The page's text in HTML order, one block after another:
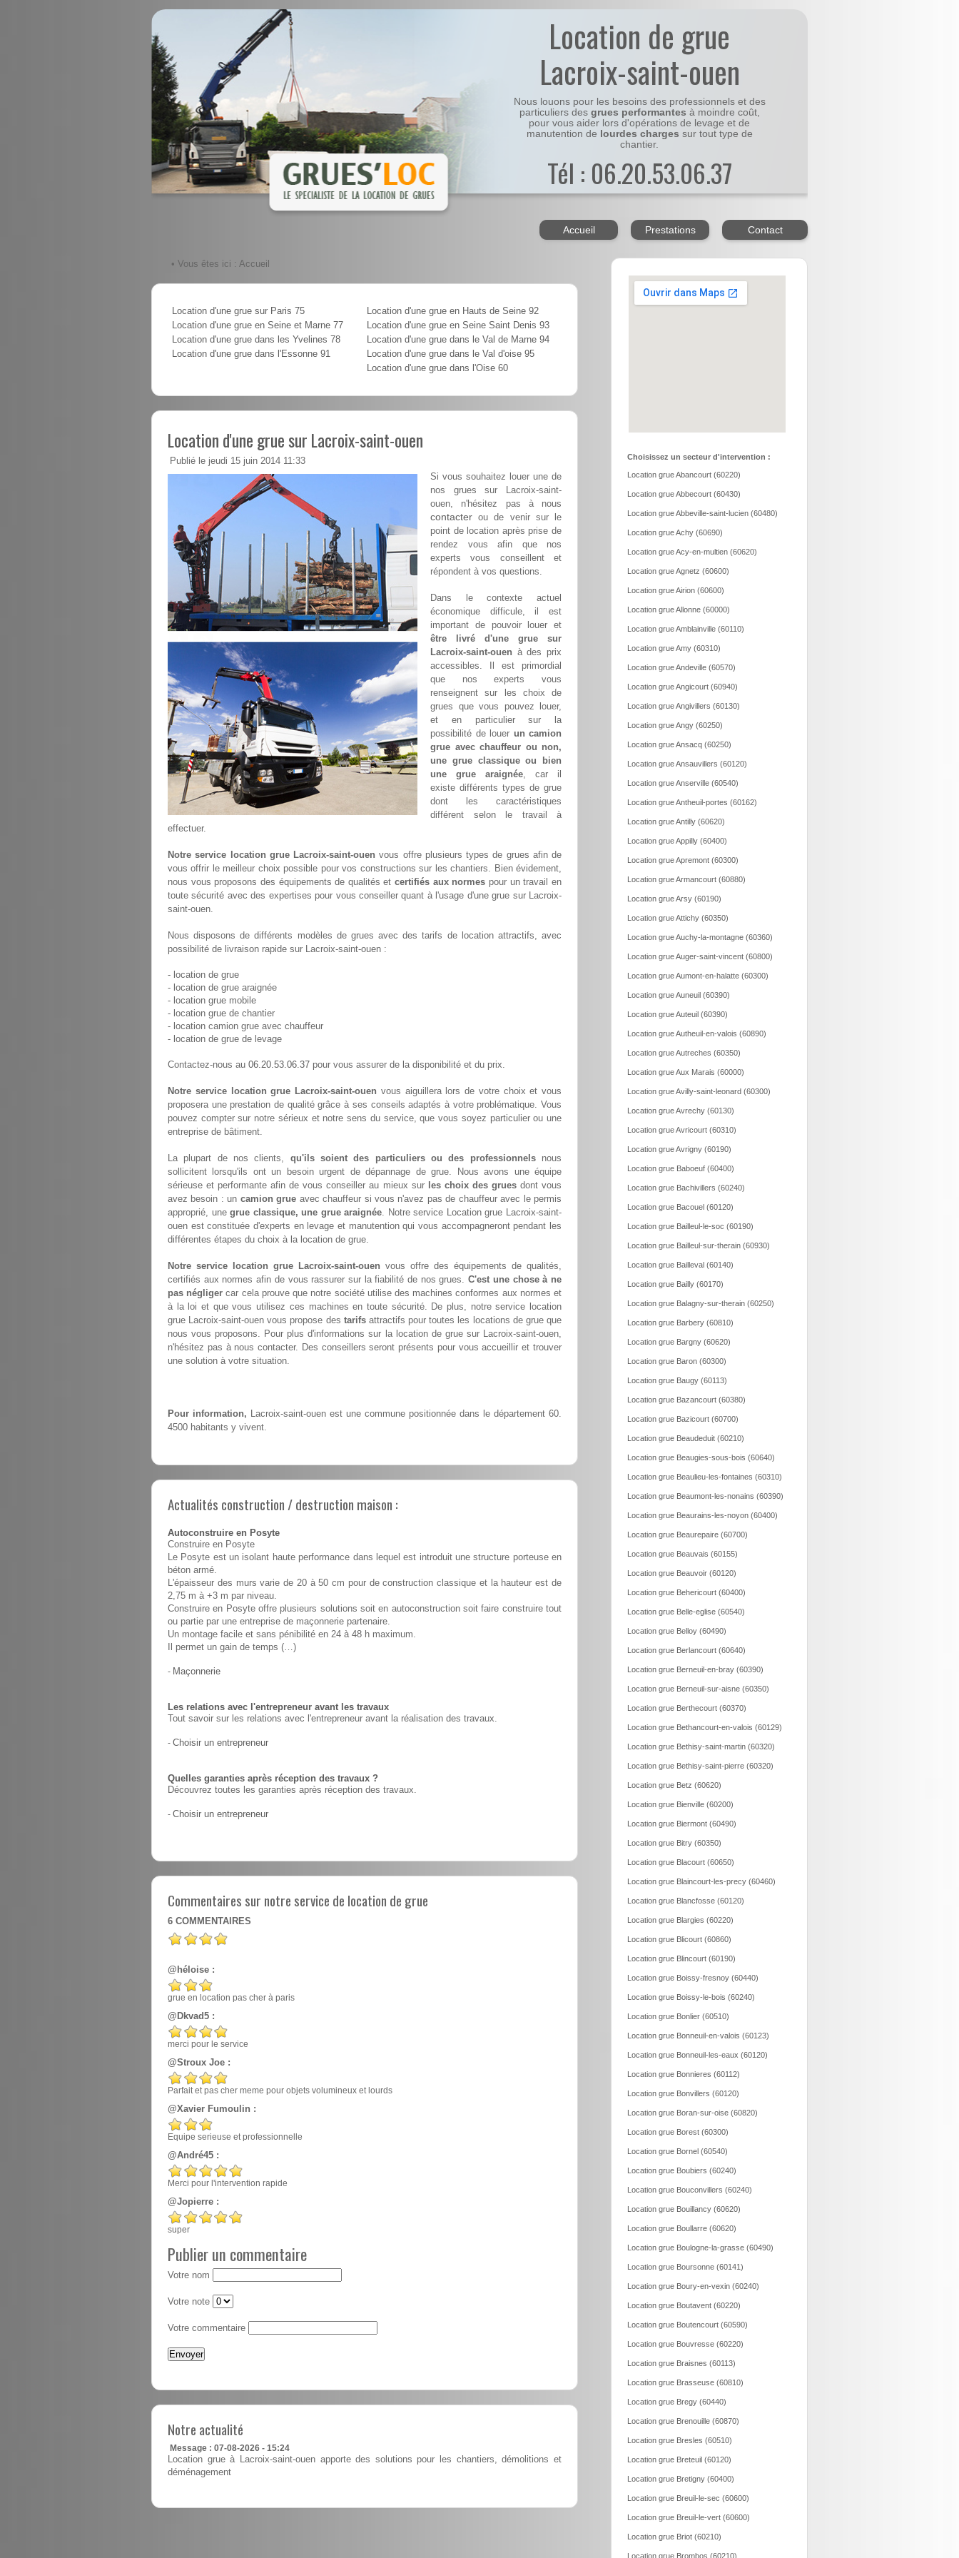
Location de grue
Lacroix-saint-ouen
Nous louons pour les besoins des professionnels et des
particuliers des grues performantes à moindre coût,
pour vous aider lors d'opérations de levage et de
manutention de lourdes charges sur tout type de
chantier.
Tél : 06.20.53.06.37
Accueil Prestations Contact
• Vous êtes ici : Accueil
Location d'une grue sur Paris 75
Location d'une grue en Seine et Marne 77
Location d'une grue dans les Yvelines 78
Location d'une grue dans l'Essonne 91
Location d'une grue en Hauts de Seine 92
Location d'une grue en Seine Saint Denis 93
Location d'une grue dans le Val de Marne 94
Location d'une grue dans le Val d'oise 95
Location d'une grue dans l'Oise 60
Location d'une grue sur Lacroix-saint-ouen
Publié le jeudi 15 juin 2014 11:33
Si vous souhaitez louer une de
nos grues sur Lacroix-saint-
ouen, n'hésitez pas à nous
contacter ou de venir sur le
point de location après prise de
rendez vous afin que nos
experts vous conseillent et
répondent à vos questions.
Dans le contexte actuel
économique difficule, il est
important de pouvoir louer et
être livré d'une grue sur
Lacroix-saint-ouen à des prix
accessibles. Il est primordial
que nos experts vous
renseignent sur les choix de
grues que vous pouvez louer,
et en particulier sur la
possibilité de louer un camion
grue avec chauffeur ou non,
une grue classique ou bien
une grue araignée, car il
existe différents types de grue
dont les caractéristiques
différent selon le travail à
effectuer.
Notre service location grue Lacroix-saint-ouen vous offre plusieurs types de grues afin de
vous offrir le meilleur choix possible pour vos constructions sur les chantiers. Bien évidement,
nous vous proposons des équipements de qualités etcertifiés aux normes pour un travail en
toute sécurité avec des expertises pour vous conseiller quant à l'usage d'une grue sur Lacroix-
saint-ouen.
Nous disposons de différents modèles de grues avec des tarifs de location attractifs, avec
possibilité de livraison rapide sur Lacroix-saint-ouen :
- location de grue
- location de grue araignée
- location grue mobile
- location grue de chantier
- location camion grue avec chauffeur
- location de grue de levage
Contactez-nous au 06.20.53.06.37 pour vous assurer de la disponibilité et du prix.
Notre service location grue Lacroix-saint-ouen vous aiguillera lors de votre choix et vous
proposera une prestation de qualité grâce à ses conseils adaptés à votre problématique. Vous
pouvez compter sur notre sérieux et notre sens du service, que vous soyez particulier ou une
entreprise de bâtiment.
La plupart de nos clients, qu'ils soient des particuliers ou des professionnelsnous
sollicitent lorsqu'ils ont un besoin urgent de dépannage de grue. Nous avons une équipe
sérieuse et performante afin de vous conseiller au mieux sur les choix des gruesdont vous
avez besoin : un camion grue avec chauffeur si vous n'avez pas de chauffeur avec le permis
approprié, unegrue classique, une grue araignée. Notre service Location grue Lacroix-saint-
ouen est constituée d'experts en levage et manutention qui vous accompagneront pendant les
différentes étapes du choix à la location de grue.
Notre service location grue Lacroix-saint-ouen vous offre des équipements de qualités,
certifiés aux normes afin de vous rassurer sur la fiabilité de nos grues.C'est une chose à ne
pas négliger car cela prouve que notre société utilise des machines conformes aux normes et
à la loi et que vous utilisez ces machines en toute sécurité. De plus, notre service location
grue Lacroix-saint-ouen vous propose des tarifsattractifs pour toutes les locations de grue que
nous vous proposons. Pour plus d'informations sur la location de grue sur Lacroix-saint-ouen,
n'hésitez pas à nous contacter. Des conseillers seront présents pour vous accueillir et trouver
une solution à votre situation.
Pour information, Lacroix-saint-ouen est une commune positionnée dans le département 60.
4500 habitants y vivent.
Actualités construction / destruction maison :
Autoconstruire en Posyte
Construire en Posyte
Le Posyte est un isolant haute performance dans lequel est introduit une structure porteuse en
béton armé.
L'épaisseur des murs varie de 20 à 50 cm pour de construction classique et la hauteur est de
2,75 m à +3 m par niveau.
Construire en Posyte offre plusieurs solutions soit en autoconstruction soit faire construire tout
ou partie par une entreprise de maçonnerie partenaire.
Un montage facile et sans pénibilité en 24 à 48 h maximum.
Il permet un gain de temps (…)
- Maçonnerie
Les relations avec l'entrepreneur avant les travaux
Tout savoir sur les relations avec l'entrepreneur avant la réalisation des travaux.
- Choisir un entrepreneur
Quelles garanties après réception des travaux ?
Découvrez toutes les garanties après réception des travaux.
- Choisir un entrepreneur
Commentaires sur notre service de location de grue
6 COMMENTAIRES
@héloise :
grue en location pas cher à paris
@Dkvad5 :
merci pour le service
@Stroux Joe :
Parfait et pas cher meme pour objets volumineux et lourds
@Xavier Fumoulin :
Equipe serieuse et professionnelle
@André45 :
Merci pour l'intervention rapide
@Jopierre :
super
Publier un commentaire
Votre nom
Votre note
Votre commentaire
Notre actualité
Message : 07-08-2026 - 15:24
Location grue à Lacroix-saint-ouen apporte des solutions pour les chantiers, démolitions et
déménagement
Choisissez un secteur d'intervention :
Location grue Abancourt (60220)
Location grue Abbecourt (60430)
Location grue Abbeville-saint-lucien (60480)
Location grue Achy (60690)
Location grue Acy-en-multien (60620)
Location grue Agnetz (60600)
Location grue Airion (60600)
Location grue Allonne (60000)
Location grue Amblainville (60110)
Location grue Amy (60310)
Location grue Andeville (60570)
Location grue Angicourt (60940)
Location grue Angivillers (60130)
Location grue Angy (60250)
Location grue Ansacq (60250)
Location grue Ansauvillers (60120)
Location grue Anserville (60540)
Location grue Antheuil-portes (60162)
Location grue Antilly (60620)
Location grue Appilly (60400)
Location grue Apremont (60300)
Location grue Armancourt (60880)
Location grue Arsy (60190)
Location grue Attichy (60350)
Location grue Auchy-la-montagne (60360)
Location grue Auger-saint-vincent (60800)
Location grue Aumont-en-halatte (60300)
Location grue Auneuil (60390)
Location grue Auteuil (60390)
Location grue Autheuil-en-valois (60890)
Location grue Autreches (60350)
Location grue Aux Marais (60000)
Location grue Avilly-saint-leonard (60300)
Location grue Avrechy (60130)
Location grue Avricourt (60310)
Location grue Avrigny (60190)
Location grue Baboeuf (60400)
Location grue Bachivillers (60240)
Location grue Bacouel (60120)
Location grue Bailleul-le-soc (60190)
Location grue Bailleul-sur-therain (60930)
Location grue Bailleval (60140)
Location grue Bailly (60170)
Location grue Balagny-sur-therain (60250)
Location grue Barbery (60810)
Location grue Bargny (60620)
Location grue Baron (60300)
Location grue Baugy (60113)
Location grue Bazancourt (60380)
Location grue Bazicourt (60700)
Location grue Beaudeduit (60210)
Location grue Beaugies-sous-bois (60640)
Location grue Beaulieu-les-fontaines (60310)
Location grue Beaumont-les-nonains (60390)
Location grue Beaurains-les-noyon (60400)
Location grue Beaurepaire (60700)
Location grue Beauvais (60155)
Location grue Beauvoir (60120)
Location grue Behericourt (60400)
Location grue Belle-eglise (60540)
Location grue Belloy (60490)
Location grue Berlancourt (60640)
Location grue Berneuil-en-bray (60390)
Location grue Berneuil-sur-aisne (60350)
Location grue Berthecourt (60370)
Location grue Bethancourt-en-valois (60129)
Location grue Bethisy-saint-martin (60320)
Location grue Bethisy-saint-pierre (60320)
Location grue Betz (60620)
Location grue Bienville (60200)
Location grue Biermont (60490)
Location grue Bitry (60350)
Location grue Blacourt (60650)
Location grue Blaincourt-les-precy (60460)
Location grue Blancfosse (60120)
Location grue Blargies (60220)
Location grue Blicourt (60860)
Location grue Blincourt (60190)
Location grue Boissy-fresnoy (60440)
Location grue Boissy-le-bois (60240)
Location grue Bonlier (60510)
Location grue Bonneuil-en-valois (60123)
Location grue Bonneuil-les-eaux (60120)
Location grue Bonnieres (60112)
Location grue Bonvillers (60120)
Location grue Boran-sur-oise (60820)
Location grue Borest (60300)
Location grue Bornel (60540)
Location grue Boubiers (60240)
Location grue Bouconvillers (60240)
Location grue Bouillancy (60620)
Location grue Boullarre (60620)
Location grue Boulogne-la-grasse (60490)
Location grue Boursonne (60141)
Location grue Boury-en-vexin (60240)
Location grue Boutavent (60220)
Location grue Boutencourt (60590)
Location grue Bouvresse (60220)
Location grue Braisnes (60113)
Location grue Brasseuse (60810)
Location grue Bregy (60440)
Location grue Brenouille (60870)
Location grue Bresles (60510)
Location grue Breteuil (60120)
Location grue Bretigny (60400)
Location grue Breuil-le-sec (60600)
Location grue Breuil-le-vert (60600)
Location grue Briot (60210)
Location grue Brombos (60210)